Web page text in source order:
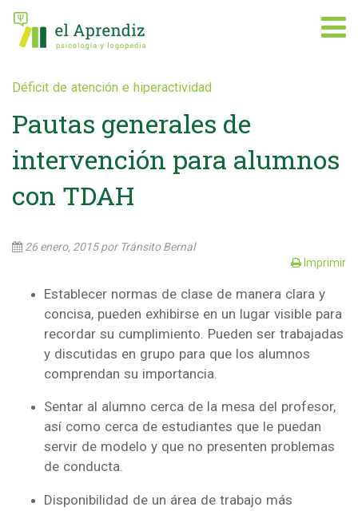
Déficit de atención e hiperactividad
Pautas generales de
intervención para alumnos
con TDAH
26 enero, 2015por Tránsito Bernal
Imprimir
Establecer normas de clase de manera clara y
concisa, pueden exhibirse en un lugar visible para
recordar su cumplimiento. Pueden ser trabajadas
y discutidas en grupo para que los alumnos
comprendan su importancia.
Sentar al alumno cerca de la mesa del profesor,
así como cerca de estudiantes que le puedan
servir de modelo y que no presenten problemas
de conducta.
Disponibilidad de un área de trabajo más